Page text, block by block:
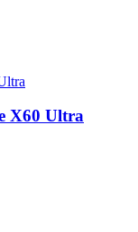
căn nhà thông minh
những gì thể hiện
đảm bảo cam
đây đều được
nguyên mới trong
X60 Ultra